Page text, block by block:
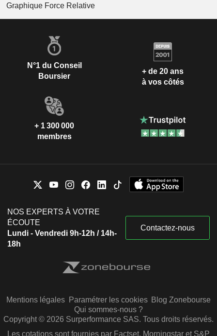
Graphique Force Relative
N°1 du Conseil
Boursier
+ de 20 ans
à vos côtés
+ 1 300 000
membres
NOS EXPERTS À VOTRE
ÉCOUTE
Lundi - Vendredi 9h-12h / 14h-
18h
Contactez-nous
Mentions légales Paramétrer les cookies Blog Zonebourse
Qui sommes-nous ?
Copyright © 2026 Surperformance SAS. Tous droits réservés.
Les cotations sont fournies par Factset, Morningstar et S&P